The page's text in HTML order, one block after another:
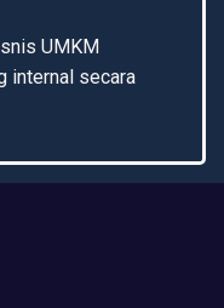
UMKM
internal secara